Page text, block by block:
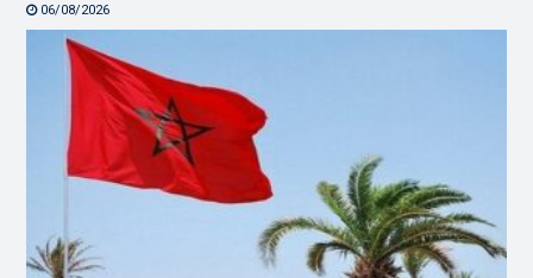
06/08/2026